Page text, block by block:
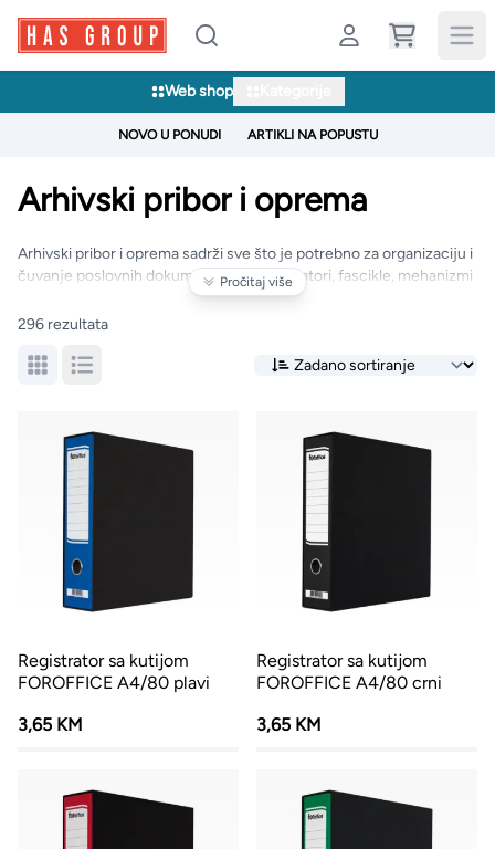
Web shop
NOVO U PONUDI ARTIKLI NA POPUSTU
Arhivski pribor i oprema
Arhivski pribor i oprema sadrži sve što je potrebno za organizaciju i
čuvanje poslovnih dokumenata — registratori, fascikle, mehanizmi
za fascikle, tube i mape za projekte, kao i kutije i sefove za
arhiviranje. Ova podkategorija pomaže vam da ured uvijek ostane
Pročitaj više
296 rezultata
Registrator sa kutijom
FOROFFICE A4/80 plavi
3,65 KM
Registrator sa kutijom
FOROFFICE A4/80 crni
3,65 KM